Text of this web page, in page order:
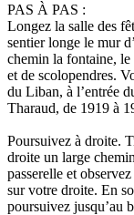
PAS À PAS :
Longez la salle des
sentier longe le mur
chemin la fontaine,
et de scolopendres.
du Liban, à l’entrée
Tharaud, de 1919 à
Poursuivez à droite.
droite un large
passerelle et
sur votre droite. En
poursuivez jusqu’au